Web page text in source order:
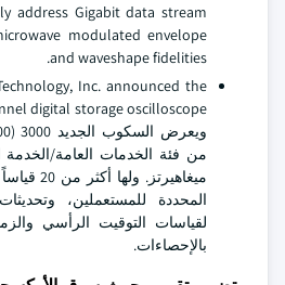
address Gigabit data stream
modulated envelope
and waveshape fidelities.
Inc. announced the
ميغاهيرتز.
المحددة للمستعملين،
لقياسات التوقيت الرأسي
بالإحصاءات.